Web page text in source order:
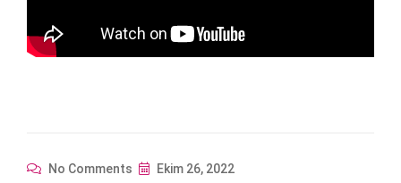
No Comments Ekim 26, 2022